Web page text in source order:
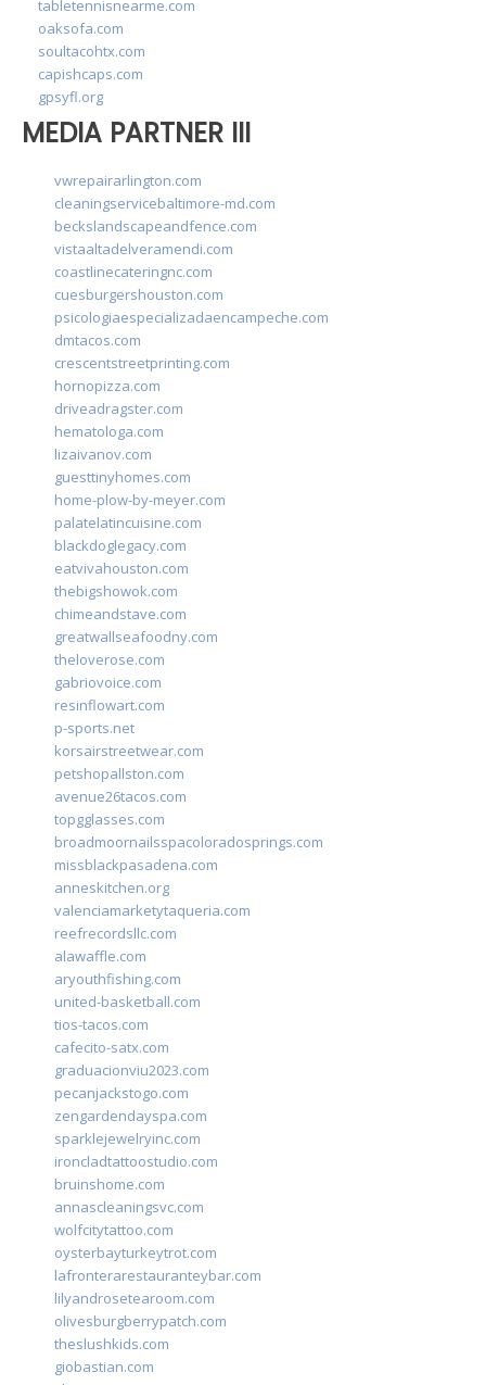
tabletennisnearme.com
oaksofa.com
soultacohtx.com
capishcaps.com
gpsyfl.org
MEDIA PARTNER III
vwrepairarlington.com
cleaningservicebaltimore-md.com
beckslandscapeandfence.com
vistaaltadelveramendi.com
coastlinecateringnc.com
cuesburgershouston.com
psicologiaespecializadaencampeche.com
dmtacos.com
crescentstreetprinting.com
hornopizza.com
driveadragster.com
hematologa.com
lizaivanov.com
guesttinyhomes.com
home-plow-by-meyer.com
palatelatincuisine.com
blackdoglegacy.com
eatvivahouston.com
thebigshowok.com
chimeandstave.com
greatwallseafoodny.com
theloverose.com
gabriovoice.com
resinflowart.com
p-sports.net
korsairstreetwear.com
petshopallston.com
avenue26tacos.com
topgglasses.com
broadmoornailsspacoloradosprings.com
missblackpasadena.com
anneskitchen.org
valenciamarketytaqueria.com
reefrecordsllc.com
alawaffle.com
aryouthfishing.com
united-basketball.com
tios-tacos.com
cafecito-satx.com
graduacionviu2023.com
pecanjackstogo.com
zengardendayspa.com
sparklejewelryinc.com
ironcladtattoostudio.com
bruinshome.com
annascleaningsvc.com
wolfcitytattoo.com
oysterbayturkeytrot.com
lafronterarestauranteybar.com
lilyandrosetearoom.com
olivesburgberrypatch.com
theslushkids.com
giobastian.com